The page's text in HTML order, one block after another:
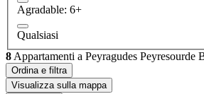
Agradable: 6+
Qualsiasi
8 Appartamenti a Peyragudes Peyresourde
Ordina e filtra
Visualizza sulla mappa